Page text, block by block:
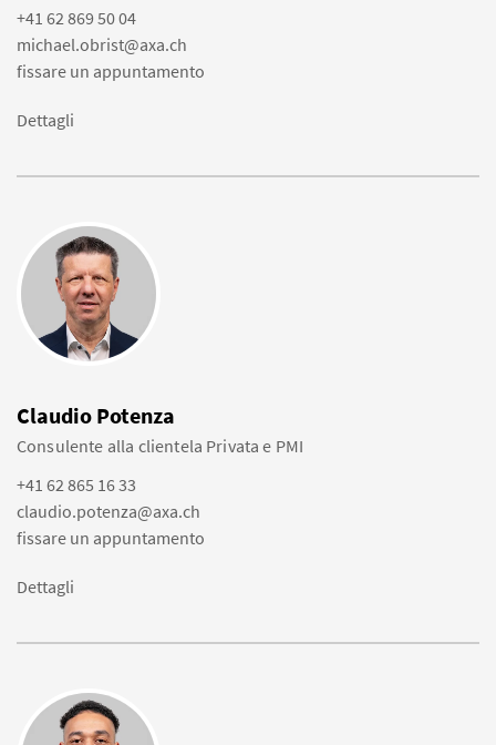
+41 62 869 50 04
michael.obrist@axa.ch
fissare un appuntamento
Dettagli
Claudio Potenza
Consulente alla clientela Privata e PMI
+41 62 865 16 33
claudio.potenza@axa.ch
fissare un appuntamento
Dettagli